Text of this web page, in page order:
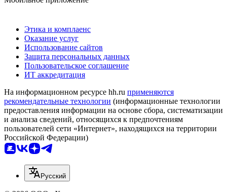
Этика и комплаенс
Оказание услуг
Использование сайтов
Защита персональных данных
Пользовательское соглашение
ИТ аккредитация
На информационном ресурсе hh.ru применяются
рекомендательные технологии (информационные технологии
предоставления информации на основе сбора, систематизации
и анализа сведений, относящихся к предпочтениям
пользователей сети «Интернет», находящихся на территории
Российской Федерации)
Русский